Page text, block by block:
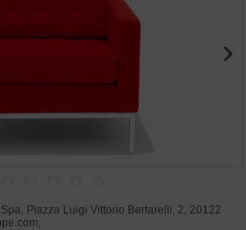
Piazza Luigi Vittorio Bertarelli, 2, 20122